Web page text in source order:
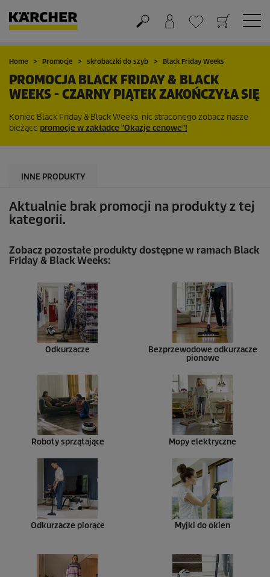
Koszyk
Lista życzeń
Home Promocje skrobaczki do szyb Black Friday Weeks
PROMOCJA BLACK FRIDAY & BLACK
WEEKS - CZARNY PIĄTEK ZAKOŃCZYŁA SIĘ
Koniec Black Friday & Black Weeks, nic straconego zobacz nasze
bieżące promocje w zakładce "Okazje cenowe"!
INNE PRODUKTY
Aktualnie brak promocji na produkty z tej
kategorii.
Zobacz pozostałe produkty dostępne w ramach Black
Friday & Black Weeks:
Odkurzacze
Bezprzewodowe odkurzacze
pionowe
Roboty sprzątające Mopy elektryczne
Odkurzacze piorące Myjki do okien